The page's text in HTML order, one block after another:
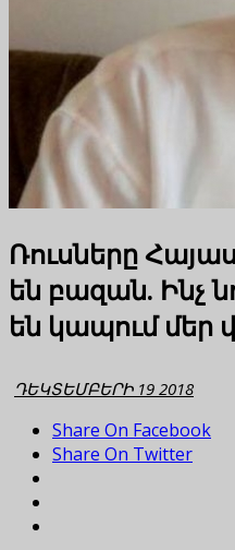
Ռուսները
են բազան. Ինչ
են կապում մեր
ԴԵԿՏԵՄԲԵՐԻ 19 2018
Share On Facebook
Share On Twitter